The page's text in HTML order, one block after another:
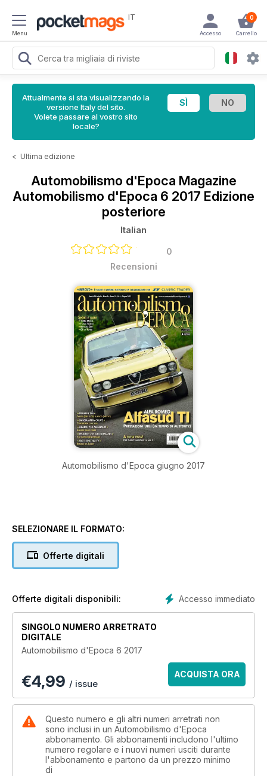
Menu
IT 0
Carrello
Accesso
Attualmente si sta visualizzando la
versione Italy del sito.
Volete passare al vostro sito
locale?
< Ultima edizione
Automobilismo d'Epoca Magazine
Automobilismo d'Epoca 6 2017 Edizione
posteriore
Italian
0
Recensioni
Automobilismo d'Epoca giugno 2017
SELEZIONARE IL FORMATO:
Offerte digitali
Accesso immediato
Offerte digitali disponibili:
SINGOLO NUMERO ARRETRATO
DIGITALE
Automobilismo d'Epoca 6 2017
€4,99 / issue
ACQUISTA ORA
Questo numero e gli altri numeri arretrati non
sono inclusi in un Automobilismo d'Epoca
abbonamento. Gli abbonamenti includono l'ultimo
numero regolare e i nuovi numeri usciti durante
l'abbonamento e partono da un prezzo minimo
di